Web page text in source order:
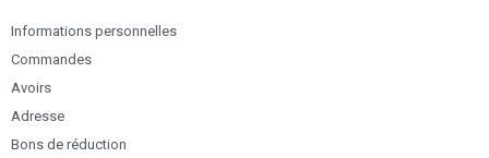
Informations personnelles
Commandes
Avoirs
Adresse
Bons de réduction